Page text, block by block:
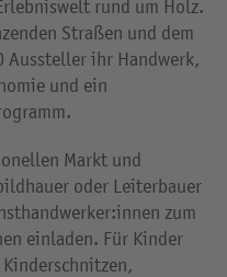
rund um Holz.
Straßen und dem
Aussteller ihr Handwerk,
und ein
Markt und
oder Leiterbauer
zum
einladen. Für Kinder